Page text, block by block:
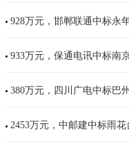
928万元，邯郸联通中标永
933万元，保通电讯中标南
380万元，四川广电中标巴
2453万元，中邮建中标雨